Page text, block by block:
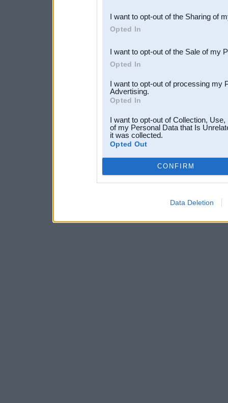
Downstream Participants
third parties.
I want to opt-out of the Sharing of
Opted In
I want to opt-out of the Sale of my
Opted In
I want to opt-out of processing my
Advertising.
Opted In
I want to opt-out of Collection,
of my Personal Data that Is
it was collected.
Opted Out
CONFIRM
Data Deletion